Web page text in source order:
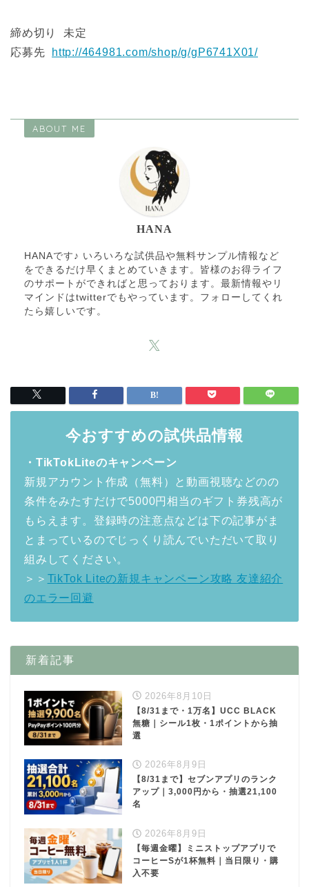
締め切り 未定
応募先
http://464981.com/shop/g/gP6741X01/
ABOUT ME
HANA
HANAです♪ いろいろな試供品や無料サンプル情報など
をできるだけ早くまとめていきます。皆様のお得ライフ
のサポートができればと思っております。最新情報やリ
マインドはtwitterでもやっています。フォローしてくれ
たら嬉しいです。
今おすすめの試供品情報
・TikTokLiteのキャンペーン
新規アカウント作成（無料）と動画視聴などのの
条件をみたすだけで5000円相当のギフト券残高が
もらえます。登録時の注意点などは下の記事がま
とまっているのでじっくり読んでいただいて取り
組みしてください。
＞＞ TikTok Liteの新規キャンペーン攻略 友達紹介
のエラー回避
新着記事
2026年8月10日
【8/31まで・1万名】UCC BLACK
無糖｜シール1枚・1ポイントから抽
選
2026年8月9日
【8/31まで】セブンアプリのランク
アップ｜3,000円から・抽選21,100
名
2026年8月9日
【毎週金曜】ミニストップアプリで
コーヒーSが1杯無料｜当日限り・購
入不要